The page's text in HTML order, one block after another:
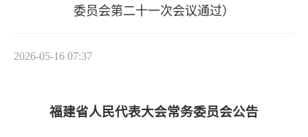
委员会第二十一次会议通过）
2026-05-16 07:37
福建省人民代表大会常务委员会公告